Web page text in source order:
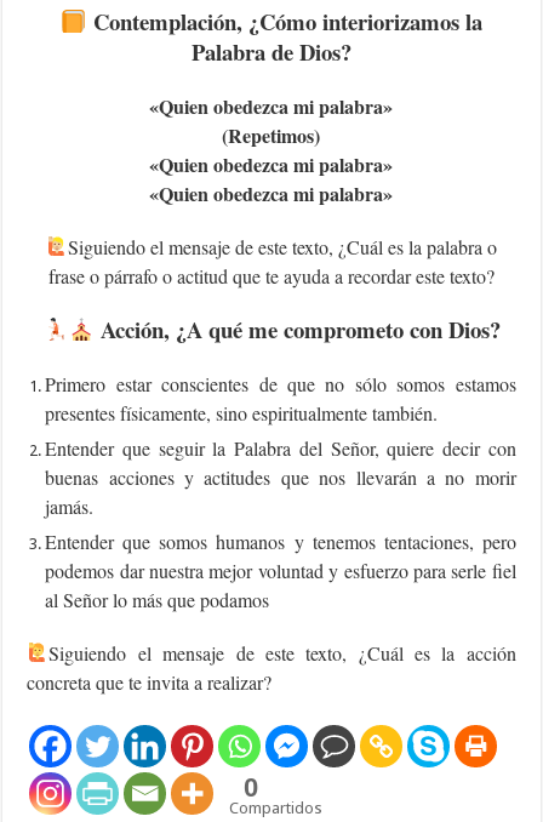
Contemplación, ¿Cómo interiorizamos la
Palabra de Dios?
«Quien obedezca mi palabra»
(Repetimos)
«Quien obedezca mi palabra»
«Quien obedezca mi palabra»
Siguiendo el mensaje de este texto, ¿Cuál es la palabra o
frase o párrafo o actitud que te ayuda a recordar este texto?
Acción, ¿A qué me comprometo con Dios?
Primero estar conscientes de que no sólo somos estamos
presentes físicamente, sino espiritualmente también.
Entender que seguir la Palabra del Señor, quiere decir con
buenas acciones y actitudes que nos llevarán a no morir
jamás.
Entender que somos humanos y tenemos tentaciones, pero
podemos dar nuestra mejor voluntad y esfuerzo para serle fiel
al Señor lo más que podamos
‍Siguiendo el mensaje de este texto, ¿Cuál es la acción
concreta que te invita a realizar?
0
Compartidos